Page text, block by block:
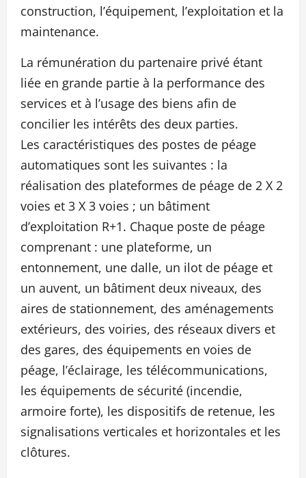
construction, l’équipement, l’exploitation et la
maintenance.
La rémunération du partenaire privé étant
liée en grande partie à la performance des
services et à l’usage des biens afin de
concilier les intérêts des deux parties.
Les caractéristiques des postes de péage
automatiques sont les suivantes : la
réalisation des plateformes de péage de 2 X 2
voies et 3 X 3 voies ; un bâtiment
d’exploitation R+1. Chaque poste de péage
comprenant : une plateforme, un
entonnement, une dalle, un ilot de péage et
un auvent, un bâtiment deux niveaux, des
aires de stationnement, des aménagements
extérieurs, des voiries, des réseaux divers et
des gares, des équipements en voies de
péage, l’éclairage, les télécommunications,
les équipements de sécurité (incendie,
armoire forte), les dispositifs de retenue, les
signalisations verticales et horizontales et les
clôtures.